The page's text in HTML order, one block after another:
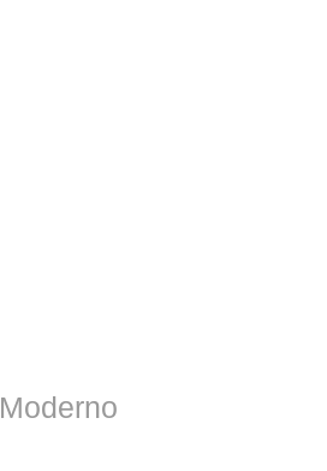
Moderno